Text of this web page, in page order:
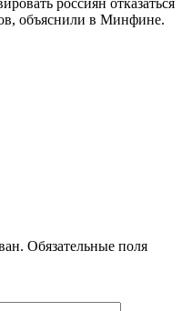
россиян отказаться
объяснили в Минфине.
Обязательные поля